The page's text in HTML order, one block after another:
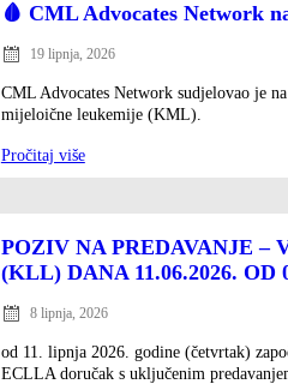
🩸 CML Advocates Network
Posted19 lipnja, 2026
CML Advocates Network sudjelovao je
mijeloične leukemije (KML).
Pročitaj više
POZIV NA PREDAVANJE
(KLL) DANA 11.06.2026. OD
Posted8 lipnja, 2026
od 11. lipnja 2026. godine (četvrtak)
ECLLA doručak s uključenim